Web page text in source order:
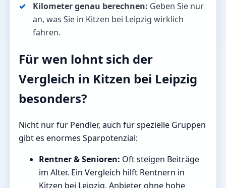
Kilometer genau berechnen: Geben Sie nur
an, was Sie in Kitzen bei Leipzig wirklich
fahren.
Für wen lohnt sich der
Vergleich in Kitzen bei Leipzig
besonders?
Nicht nur für Pendler, auch für spezielle Gruppen
gibt es enormes Sparpotenzial:
Rentner & Senioren: Oft steigen Beiträge
im Alter. Ein Vergleich hilft Rentnern in
Kitzen bei Leipzig, Anbieter ohne hohe